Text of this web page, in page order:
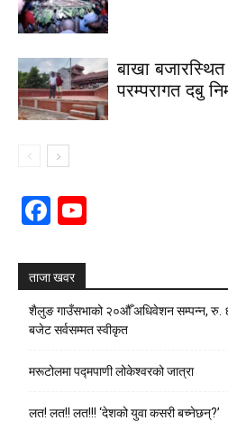
बाखा बजारस्थित
परम्परागत दबु
Facebook
ताजा खवर
शैलुङ गाउँसभाको २०औँ अधिवेशन सम्पन्न, रु.
बजेट सर्वसम्मत स्वीकृत
मरूटोलमा पद्मपाणी लोकेश्वरको जात्रा
लत! लत!! लत!!! ‘देशको युवा कसरी बच्नेछन्?’